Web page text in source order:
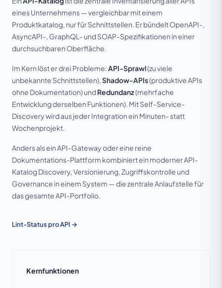
eines Unternehmens — vergleichbar mit einem
Produktkatalog, nur für Schnittstellen. Er bündelt OpenAPI-,
AsyncAPI-, GraphQL- und SOAP-Spezifikationen in einer
durchsuchbaren Oberfläche.
Im Kern löst er drei Probleme:API-Sprawl(zu viele
unbekannte Schnittstellen),Shadow-APIs(produktive APIs
ohne Dokumentation) undRedundanz(mehrfache
Entwicklung derselben Funktionen). Mit Self-Service-
Discovery wird aus jeder Integration ein Minuten- statt
Wochenprojekt.
Anders als ein API-Gateway oder eine reine
Dokumentations-Plattform kombiniert ein moderner API-
Katalog Discovery, Versionierung, Zugriffskontrolle und
Governance in einem System — die zentrale Anlaufstelle für
das gesamte API-Portfolio.
Lint-Status pro API →
Kernfunktionen